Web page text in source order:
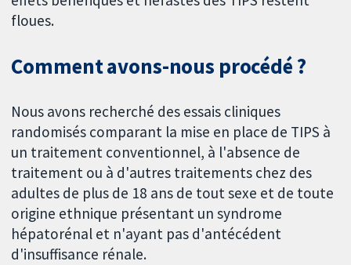
floues.
Comment avons-nous procédé ?
Nous avons recherché des essais cliniques
randomisés comparant la mise en place de TIPS à
un traitement conventionnel, à l'absence de
traitement ou à d'autres traitements chez des
adultes de plus de 18 ans de tout sexe et de toute
origine ethnique présentant un syndrome
hépatorénal et n'ayant pas d'antécédent
d'insuffisance rénale.